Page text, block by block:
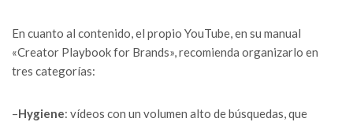
En cuanto al contenido, el propio YouTube, en su manual
«Creator Playbook for Brands», recomienda organizarlo en
tres categorías:
–Hygiene: vídeos con un volumen alto de búsquedas, que